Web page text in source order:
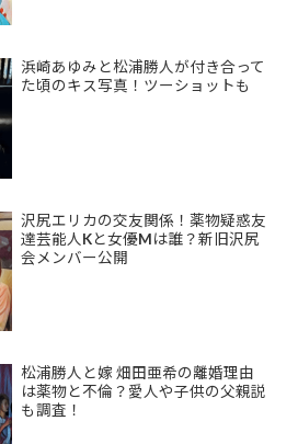
浜崎あゆみと松浦勝人が付き合って
た頃のキス写真！ツーショットも
沢尻エリカの交友関係！薬物疑惑友
達芸能人Kと女優Mは誰？新旧沢尻
会メンバー公開
松浦勝人と嫁 畑田亜希の離婚理由
は薬物と不倫？愛人や子供の父親説
も調査！